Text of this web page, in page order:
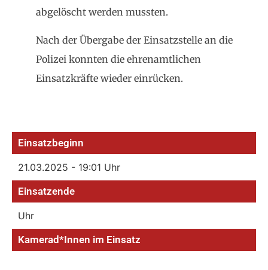
abgelöscht werden mussten.
Nach der Übergabe der Einsatzstelle an die
Polizei konnten die ehrenamtlichen
Einsatzkräfte wieder einrücken.
Einsatzbeginn
21.03.2025 - 19:01 Uhr
Einsatzende
Uhr
Kamerad*Innen im Einsatz